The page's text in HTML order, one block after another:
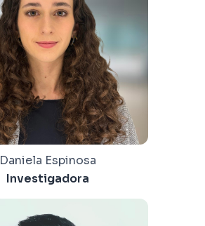
Daniela Espinosa
Investigadora